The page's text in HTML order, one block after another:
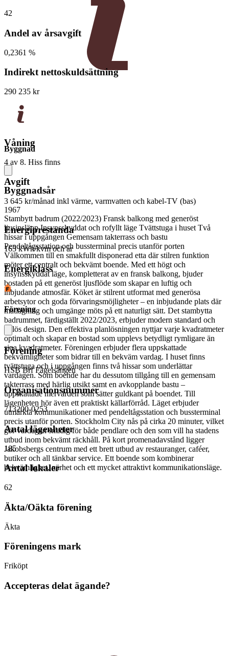
Våning
4 av 8. Hiss finns
Avgift
3 645 kr/månad inkl värme, varmvatten och kabel-TV (bas)
Stambytt badrum (2022/2023) Fransk balkong med generöst
ljusinsläpp Insynsskyddat och rofyllt läge Tvättstuga i huset Två
hissar i uppgången Gemensam takterrass och bastu
Pendeltågsstation och bussterminal precis utanför porten
Välkommen till en smakfullt disponerad etta där stilren funktion
möter ett centralt och bekvämt boende. Med ett högt och
insynsskyddat läge, kompletterat av en fransk balkong, bjuder
bostaden på ett generöst ljusflöde som skapar en luftig och
inbjudande atmosfär. Köket är stilrent utformat med generösa
arbetsytor och goda förvaringsmöjligheter – en inbjudande plats där
matlagning och umgänge möts på ett naturligt sätt. Det stambytta
badrummet, färdigställt 2022/2023, erbjuder modern standard och
tidlös design. Den effektiva planlösningen nyttjar varje kvadratmeter
optimalt och skapar en bostad som upplevs betydligt rymligare än
sina kvadratmeter. Föreningen erbjuder flera uppskattade
bekvämligheter som bidrar till en bekväm vardag. I huset finns
tvättstuga och i uppgången finns två hissar som underlättar
vardagen. Som boende har du dessutom tillgång till en gemensam
takterrass med härlig utsikt samt en avkopplande bastu –
uppskattade mervärden som sätter guldkant på boendet. Till
lägenheten hör även ett praktiskt källarförråd. Läget erbjuder
utmärkta kommunikationer med pendeltågsstation och bussterminal
precis utanför porten. Stockholm City nås på cirka 20 minuter, vilket
gör vardagen smidig för både pendlare och den som vill ha stadens
utbud inom bekvämt räckhåll. På kort promenadavstånd ligger
Jakobsbergs centrum med ett brett utbud av restauranger, caféer,
butiker och all tänkbar service. Ett boende som kombinerar
bekvämlighet, närhet och ett mycket attraktivt kommunikationsläge.
42
Andel av årsavgift
0,2361 %
Indirekt nettoskuldsättning
290 235 kr
Byggnad
Byggnadsår
1967
Energiprestanda
163 kWh/kvm och år
Energiklass
Förening
Förening
HSB Brf Fågelsången
Organisationsnummer
713200-0253
Antal lägenheter
185
Antal lokaler
62
Äkta/Oäkta förening
Äkta
Föreningens mark
Friköpt
Accepteras delat ägande?